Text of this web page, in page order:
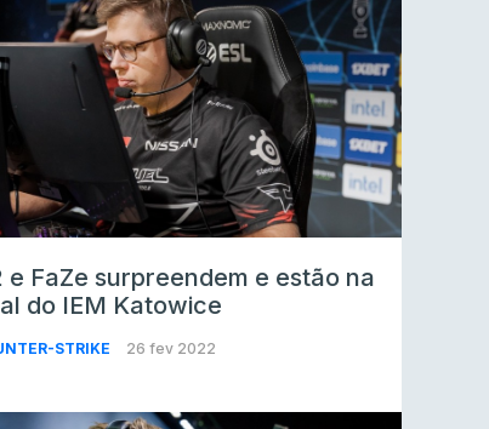
e FaZe surpreendem e estão na
do IEM Katowice
STRIKE 26 fev 2022